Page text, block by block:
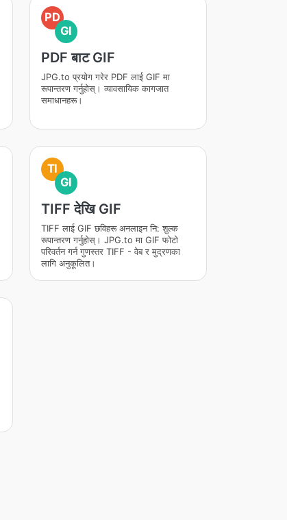
PD
GI
PDF बाट GIF
JPG.to प्रयोग गरेर PDF लाई GIF मा
रूपान्तरण गर्नुहोस्। व्यावसायिक कागजात
समाधानहरू।
TI
GI
TIFF देखि GIF
TIFF लाई GIF छविहरू अनलाइन नि: शुल्क
रूपान्तरण गर्नुहोस्। JPG.to मा GIF फोटो
परिवर्तन गर्न गुणस्तर TIFF - वेब र मुद्रणका
लागि अनुकूलित।